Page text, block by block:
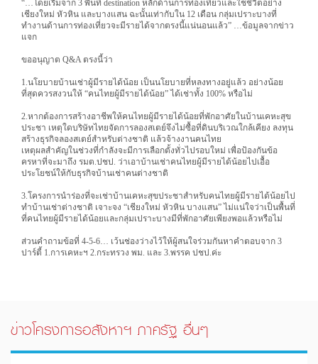
“…โดยเริ่มจาก 3 พื้นที่ destination หลักด้านการท่องเที่ยวและใช้ชีวิตอย่าง
เชียงใหม่ หัวหิน และบางแสน ฉะนั้นเท่ากับใน 12 เดือน กลุ่มเปราะบางที่
ทำงานด้านการท่องเที่ยวจะมีรายได้จากตรงนี้แน่นอนแล้ว” …ข้อมูลจากข่าว
แจก
ขออนุญาต Q&A ตรงนี้ว่า
1.นโยบายบ้านเช่าผู้มีรายได้น้อย เป็นนโยบายที่หลงทางอยู่แล้ว อย่างน้อย
ที่สุดควรสงวนให้ “คนไทยผู้มีรายได้น้อย” ได้เช่าทั้ง 100% หรือไม่
2.หากต้องการสร้างอาชีพให้คนไทยผู้มีรายได้น้อยที่พักอาศัยในบ้านเคหะสุข
ประชา เหตุใดบริษัทไทยจัดการลองสเตย์จึงไม่ซื้อที่ดินบริเวณใกล้เคียง ลงทุน
สร้างธุรกิจลองสเตย์สำหรับต่างชาติ แล้วจ้างงานคนไทย
เหตุผลสำคัญในช่วงที่กำลังจะมีการเลือกตั้งทั่วไปรอบใหม่ เพื่อป้องกันข้อ
ครหาที่จะมาถึง รมต.ปชป. ว่าเอาบ้านเช่าคนไทยผู้มีรายได้น้อยไปเอื้อ
ประโยชน์ให้กับธุรกิจบ้านเช่าคนต่างชาติ
3.โครงการนำร่องที่จะเช่าบ้านเคหะสุขประชาสำหรับคนไทยผู้มีรายได้น้อยไป
ทำบ้านเช่าต่างชาติ เจาะจง “เชียงใหม่ หัวหิน บางแสน” ไม่แน่ใจว่าเป็นพื้นที่
ที่คนไทยผู้มีรายได้น้อยและกลุ่มเปราะบางมีที่พักอาศัยเพียงพอแล้วหรือไม่
ส่วนคำถามข้อที่ 4-5-6… เว้นช่องว่างไว้ให้ผู้สนใจร่วมกันหาคำตอบจาก 3
ปาร์ตี้ 1.การเคหะฯ 2.กระทรวง พม. และ 3.พรรค ปชป.ค่ะ
ข่าวโครงการอสังหาฯ ภาครัฐ อื่นๆ